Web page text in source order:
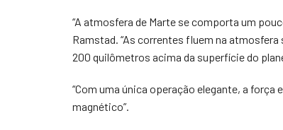
“A atmosfera de Marte se comporta um
Ramstad. “As correntes fluem na
200 quilômetros acima da superfície do
“Com uma única operação elegante, a
magnético”.